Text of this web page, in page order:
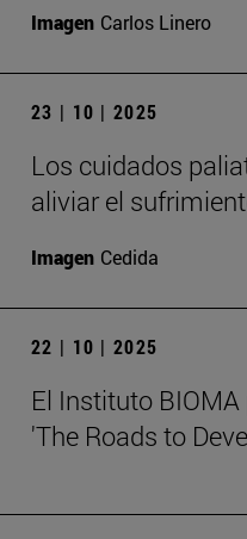
Imagen Carlos Linero
23 | 10 | 2025
Los cuidados
aliviar el
Imagen Cedida
22 | 10 | 2025
El Instituto
'The Roads to